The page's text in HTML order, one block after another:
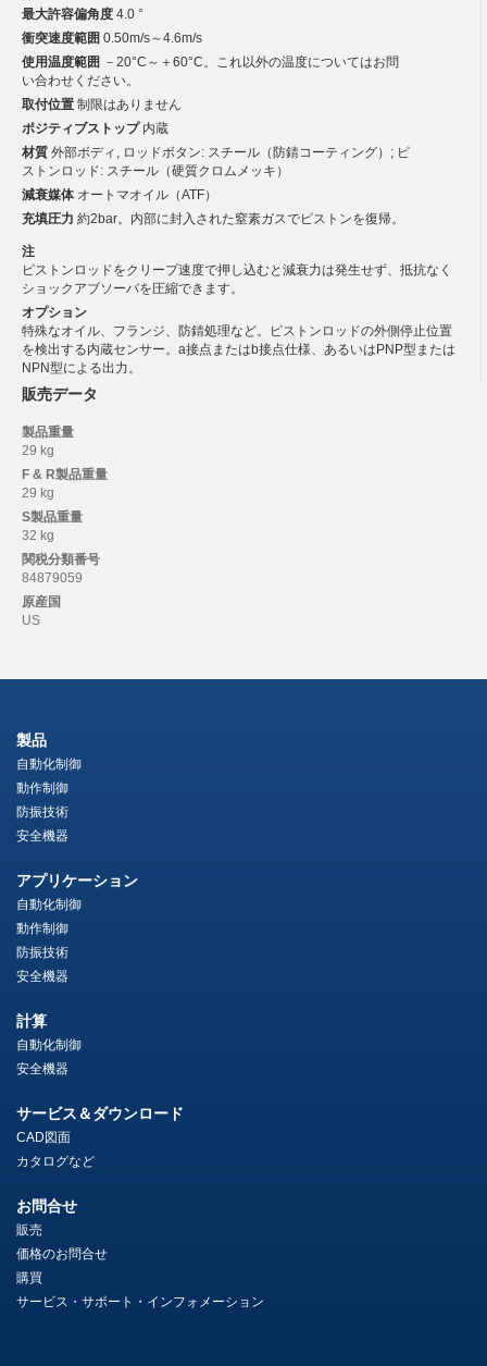
最大許容偏角度 4.0 °
衝突速度範囲 0.50m/s～4.6m/s
使用温度範囲 －20°C～＋60°C。これ以外の温度についてはお問
い合わせください。
取付位置 制限はありません
ポジティブストップ内蔵
材質 外部ボディ, ロッドボタン: スチール（防錆コーティング）; ピ
ストンロッド: スチール（硬質クロムメッキ）
減衰媒体オートマオイル（ATF）
充填圧力 約2bar。内部に封入された窒素ガスでピストンを復帰。
注
ピストンロッドをクリープ速度で押し込むと減衰力は発生せず、抵抗なく
ショックアブソーバを圧縮できます。
オプション
特殊なオイル、フランジ、防錆処理など。ピストンロッドの外側停止位置
を検出する内蔵センサー。a接点またはb接点仕様、あるいはPNP型または
NPN型による出力。
販売データ
製品重量
29 kg
F & R製品重量
29 kg
S製品重量
32 kg
関税分類番号
84879059
原産国
US
製品
自動化制御
動作制御
防振技術
安全機器
アプリケーション
自動化制御
動作制御
防振技術
安全機器
計算
自動化制御
安全機器
サービス＆ダウンロード
CAD図面
カタログなど
お問合せ
販売
価格のお問合せ
購買
サービス・サポート・インフォメーション